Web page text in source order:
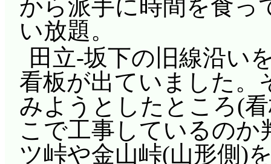
から派手に時間を食っ
い放題。
田立-坂下の旧線沿い
看板が出ていました。
みようとしたところ(
こで工事しているの
ツ峠や金山峠(山形側)